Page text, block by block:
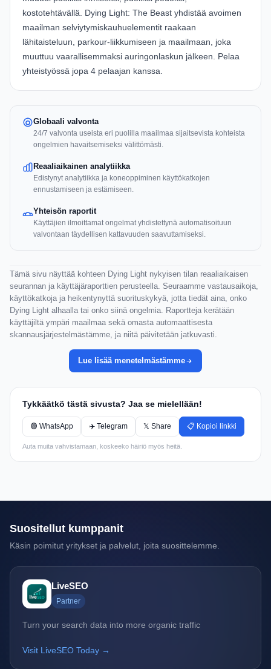
kostotehtävällä. Dying Light: The Beast yhdistää avoimen
maailman selviytymiskauhuelementit raakaan
lähitaisteluun, parkour-liikkumiseen ja maailmaan, joka
muuttuu vaarallisemmaksi auringonlaskun jälkeen. Pelaa
yhteistyössä jopa 4 pelaajan kanssa.
Globaali valvonta
24/7 valvonta useista eri puolilla maailmaa sijaitsevista kohteista
ongelmien havaitsemiseksi välittömästi.
Reaaliaikainen analytiikka
Edistynyt analytiikka ja koneoppiminen käyttökatkojen
ennustamiseen ja estämiseen.
Yhteisön raportit
Käyttäjien ilmoittamat ongelmat yhdistettynä automatisoituun
valvontaan täydellisen kattavuuden saavuttamiseksi.
Tämä sivu näyttää kohteen Dying Light nykyisen tilan reaaliaikaisen
seurannan ja käyttäjäraporttien perusteella. Seuraamme vastausaikoja,
käyttökatkoja ja heikentynyttä suorituskykyä, jotta tiedät aina, onko
Dying Light alhaalla tai onko siinä ongelmia. Raportteja kerätään
käyttäjiltä ympäri maailmaa sekä omasta automaattisesta
skannausjärjestelmästämme, ja niitä päivitetään jatkuvasti.
Lue lisää menetelmästämme
Tykkäätkö tästä sivusta? Jaa se mielellään!
🟢 WhatsApp ✈️ Telegram 𝕏 Share 📋 Kopioi linkki
Auta muita vahvistamaan, koskeeko häiriö myös heitä.
Suositellut kumppanit
Käsin poimitut yritykset ja palvelut, joita suosittelemme.
LiveSEO
Partner
Turn your search data into more organic traffic
Visit LiveSEO Today →